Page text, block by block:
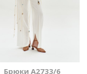
Брюки А2733/6